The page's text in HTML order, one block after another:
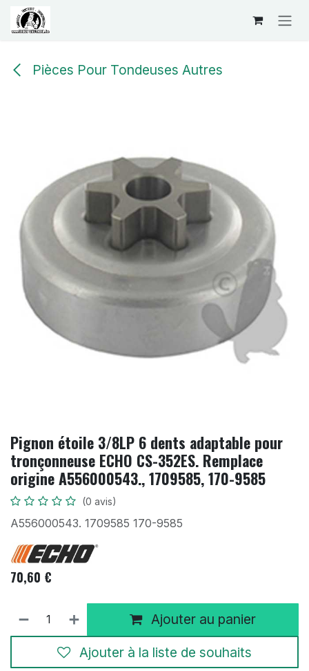
Se rendre au contenu
Pièces Pour Tondeuses Autres
Pignon étoile 3/8LP 6 dents adaptable pour
tronçonneuse ECHO CS-352ES. Remplace
origine A556000543., 1709585, 170-9585
(0 avis)
A556000543. 1709585 170-9585
70,60 €
Ajouter au panier
Ajouter à la liste de souhaits